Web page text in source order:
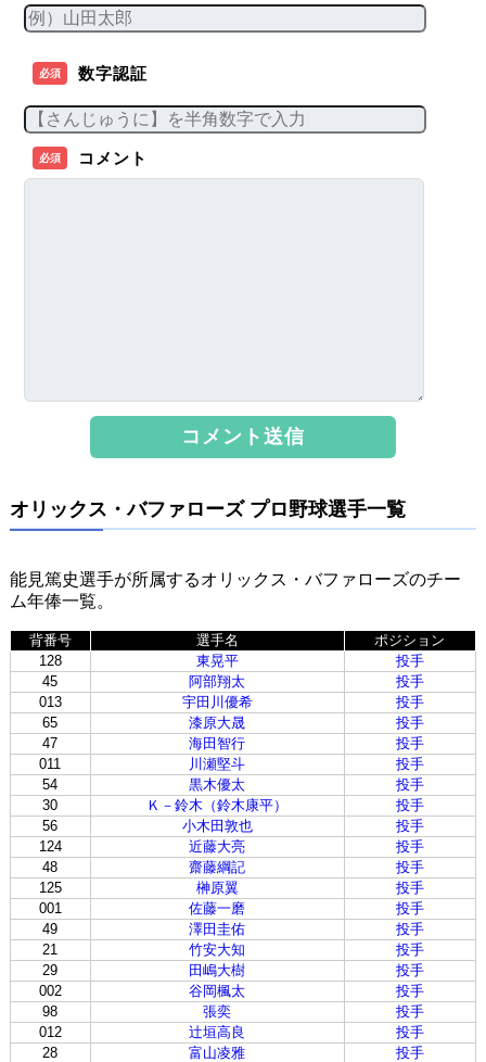
必須 数字認証
必須 コメント
オリックス・バファローズ プロ野球選手一覧
能見篤史選手が所属するオリックス・バファローズのチー
ム年俸一覧。
背番号 選手名
ポジション
128
東晃平
投手
45
阿部翔太
投手
013
宇田川優希
投手
65
漆原大晟
投手
47
海田智行
投手
011
川瀬堅斗
投手
54
黒木優太
投手
30
Ｋ－鈴木（鈴木康平）
投手
56
小木田敦也
投手
124
近藤大亮
投手
48
齋藤綱記
投手
125
榊原翼
投手
001
佐藤一磨
投手
49
澤田圭佑
投手
21
竹安大知
投手
29
田嶋大樹
投手
002
谷岡楓太
投手
98
張奕
投手
012
辻垣高良
投手
28
富山凌雅
投手